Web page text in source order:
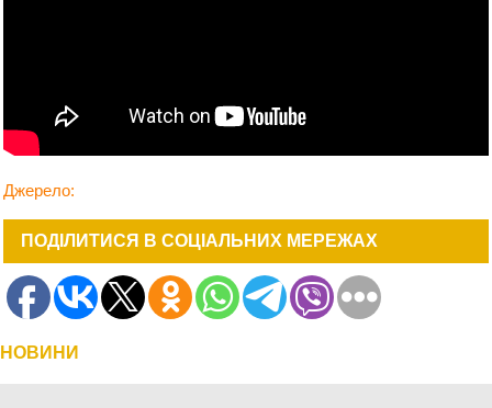
Джерело:
ПОДІЛИТИСЯ В СОЦІАЛЬНИХ МЕРЕЖАХ
НОВИНИ